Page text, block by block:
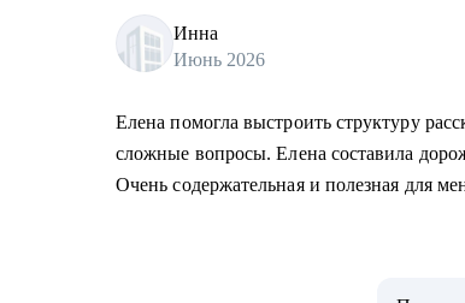
Инна
Июнь 2026
Елена помогла выстроить структуру
сложные вопросы. Елена составила
Очень содержательная и полезная для